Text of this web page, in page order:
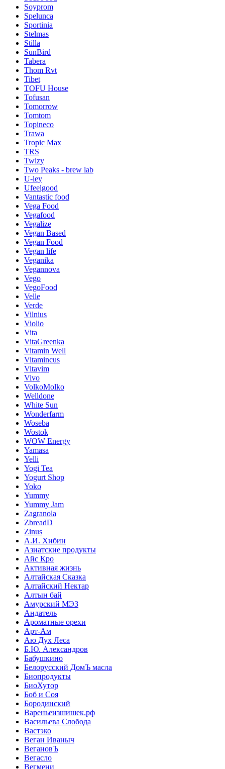
Soyprom
Spelunca
Sportinia
Stelmas
Stilla
SunBird
Tabera
Thom Rvt
Tibet
TOFU House
Tofusan
Tomorrow
Tomtom
Topineco
Trawa
Tropic Max
TRS
Twizy
Two Peaks - brew lab
U-ley
Ufeelgood
Vantastic food
Vega Food
Vegafood
Vegalize
Vegan Based
Vegan Food
Vegan life
Veganika
Vegannova
Vego
VegoFood
Velle
Verde
Vilnius
Violio
Vita
VitaGreenka
Vitamin Well
Vitamincus
Vitavim
Vivo
VolkoMolko
Welldone
White Sun
Wonderfarm
Woseba
Wostok
WOW Energy
Yamasa
Yelli
Yogi Tea
Yogurt Shop
Yoko
Yummy
Yummy Jam
Zagranola
ZbreadD
Zinus
А.И. Хибин
Азиатские продукты
Айс Кро
Активная жизнь
Алтайская Сказка
Алтайский Нектар
Алтын бай
Амурский МЭЗ
Андатель
Ароматные орехи
Арт-Ам
Аю Дух Леса
Б.Ю. Александров
Бабушкино
Белорусский ДомЪ масла
Биопродукты
БиоХутор
Боб и Соя
Бородинский
Вареньеизшишек.рф
Васильева Слобода
Вастэко
Веган Иваныч
ВегановЪ
Вегасло
Вегмени